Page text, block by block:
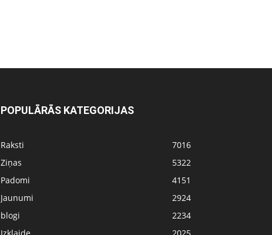
POPULĀRĀS KATEGORIJAS
Raksti
7016
Ziņas
5322
Padomi
4151
Jaunumi
2924
blogi
2234